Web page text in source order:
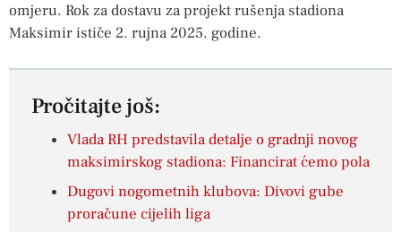
omjeru. Rok za dostavu za projekt rušenja stadiona
Maksimir ističe 2. rujna 2025. godine.
Pročitajte još:
Vlada RH predstavila detalje o gradnji novog
maksimirskog stadiona: Financirat ćemo pola
Dugovi nogometnih klubova: Divovi gube
proračune cijelih liga